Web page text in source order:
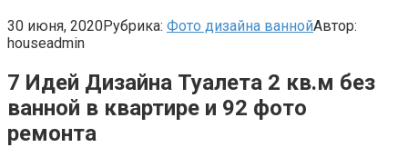
30 июня, 2020Рубрика: Фото дизайна ваннойАвтор:
houseadmin
7 Идей Дизайна Туалета 2 кв.м без
ванной в квартире и 92 фото
ремонта